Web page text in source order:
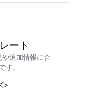
ート
追加情報に合
す。
>